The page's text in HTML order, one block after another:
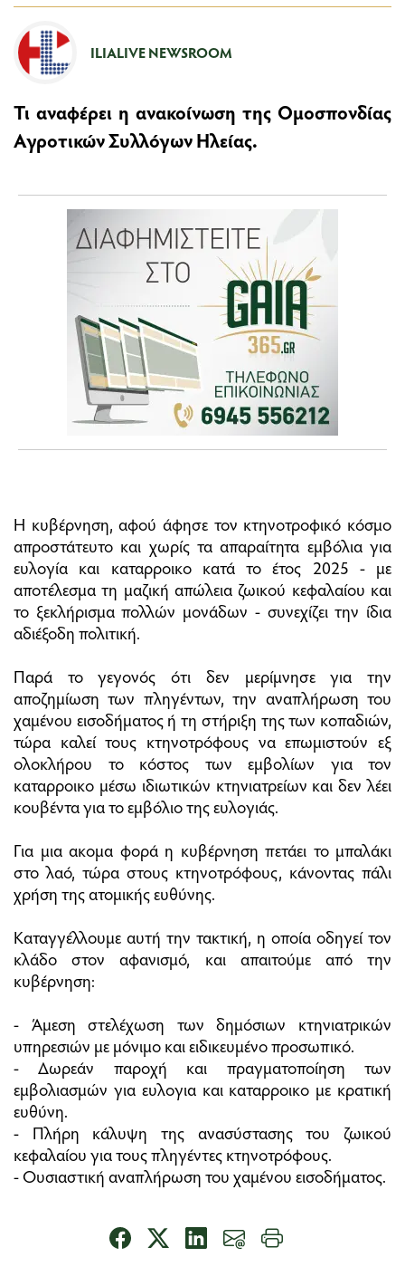
ILIALIVE NEWSROOM
Τι αναφέρει η ανακοίνωση της Ομοσπονδίας
Αγροτικών Συλλόγων Ηλείας.
Η κυβέρνηση, αφού άφησε τον κτηνοτροφικό κόσμο
απροστάτευτο και χωρίς τα απαραίτητα εμβόλια για
ευλογία και καταρροικο κατά το έτος 2025 - με
αποτέλεσμα τη μαζική απώλεια ζωικού κεφαλαίου και
το ξεκλήρισμα πολλών μονάδων - συνεχίζει την ίδια
αδιέξοδη πολιτική.
Παρά το γεγονός ότι δεν μερίμνησε για την
αποζημίωση των πληγέντων, την αναπλήρωση του
χαμένου εισοδήματος ή τη στήριξη της των κοπαδιών,
τώρα καλεί τους κτηνοτρόφους να επωμιστούν εξ
ολοκλήρου το κόστος των εμβολίων για τον
καταρροικο μέσω ιδιωτικών κτηνιατρείων και δεν λέει
κουβέντα για το εμβόλιο της ευλογιάς.
Για μια ακομα φορά η κυβέρνηση πετάει το μπαλάκι
στο λαό, τώρα στους κτηνοτρόφους, κάνοντας πάλι
χρήση της ατομικής ευθύνης.
​Καταγγέλλουμε αυτή την τακτική, η οποία οδηγεί τον
κλάδο στον αφανισμό, και απαιτούμε από την
κυβέρνηση:
​- Άμεση στελέχωση των δημόσιων κτηνιατρικών
υπηρεσιών με μόνιμο και ειδικευμένο προσωπικό.
-​ Δωρεάν παροχή και πραγματοποίηση των
εμβολιασμών για ευλογια και καταρροικο με κρατική
ευθύνη.
-​ Πλήρη κάλυψη της ανασύστασης του ζωικού
κεφαλαίου για τους πληγέντες κτηνοτρόφους.
-​ Ουσιαστική αναπλήρωση του χαμένου εισοδήματος.